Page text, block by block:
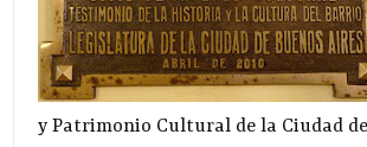
y Patrimonio Cultural de la Ciudad